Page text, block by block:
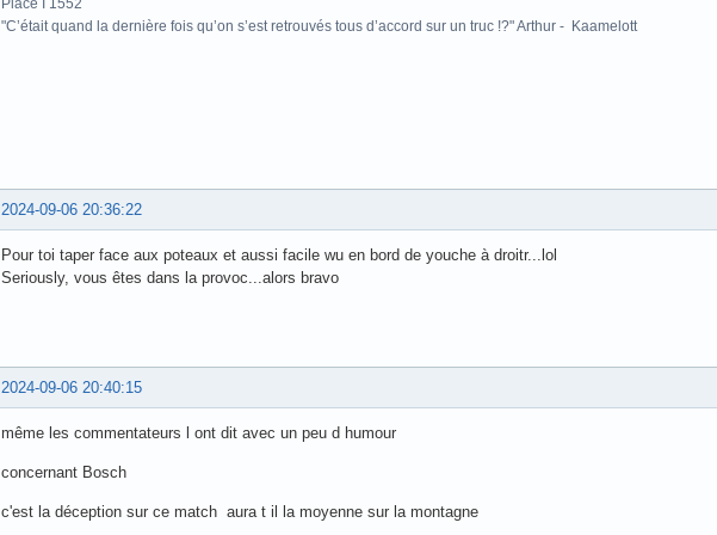
Place I 1552
"C’était quand la dernière fois qu’on s’est retrouvés tous d’accord sur un truc !?" Arthur - Kaamelott
2024-09-06 20:36:22
Pour toi taper face aux poteaux et aussi facile wu en bord de youche à droitr...lol
Seriously, vous êtes dans la provoc...alors bravo
2024-09-06 20:40:15
même les commentateurs l ont dit avec un peu d humour
concernant Bosch
c'est la déception sur ce match aura t il la moyenne sur la montagne